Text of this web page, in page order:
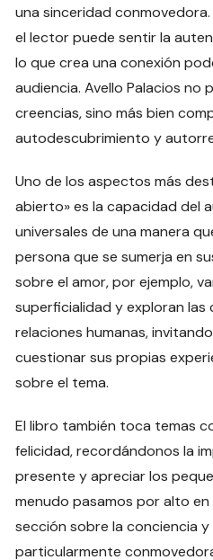
una sinceridad
el lector puede sentir la
lo que crea una conexión
audiencia. Avello Palacios no
creencias, sino más bien
autodescubrimiento y
Uno de los aspectos más
abierto» es la capacidad del
universales de una manera
persona que se sumerja en
sobre el amor, por ejemplo,
superficialidad y exploran las
relaciones humanas,
cuestionar sus propias
sobre el tema.
El libro también toca temas
felicidad, recordándonos la
presente y apreciar los
menudo pasamos por alto en
sección sobre la conciencia
particularmente